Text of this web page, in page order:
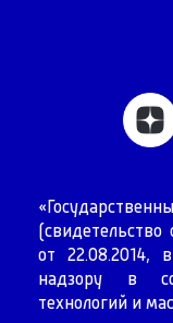
от 22.08.2014,
надзору в
технологий и